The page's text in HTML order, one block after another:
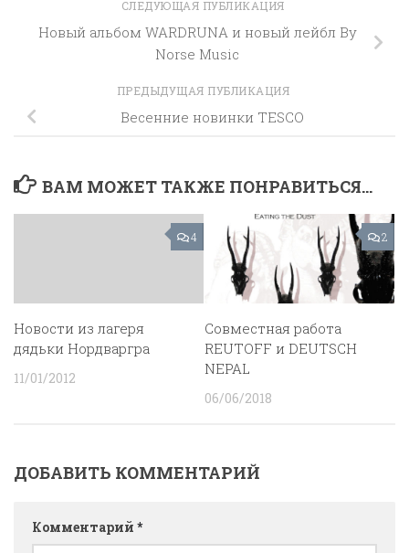
СЛЕДУЮЩАЯ ПУБЛИКАЦИЯ
Новый альбом WARDRUNA и новый лейбл By
Norse Music
ПРЕДЫДУЩАЯ ПУБЛИКАЦИЯ
Весенние новинки TESCO
ВАМ МОЖЕТ ТАКЖЕ ПОНРАВИТЬСЯ...
4
Новости из лагеря
дядьки Нордваргра
11/01/2012
2
Совместная работа
REUTOFF и DEUTSCH
NEPAL
06/06/2018
ДОБАВИТЬ КОММЕНТАРИЙ
Комментарий *